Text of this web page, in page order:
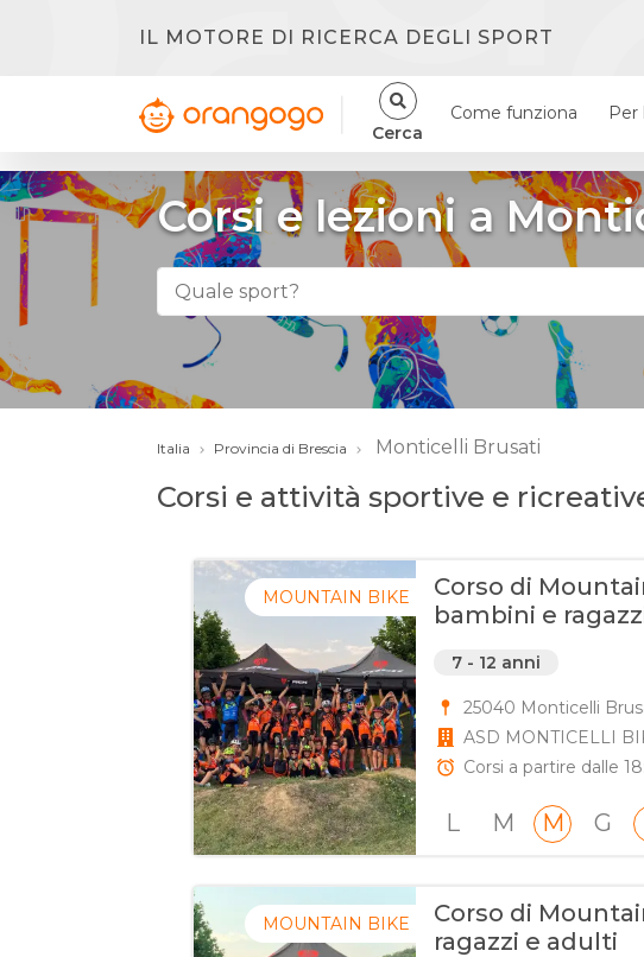
IL MOTORE DI RICERCA DEGLI SPORT
Cerca
Come funziona Per
Corsi e lezioni a
Italia Provincia di Brescia Monticelli Brusati
Corsi e attività sportive e
MOUNTAIN BIKE
Corso di
bambini e
7 - 12 anni
25040 Monticelli
ASD MONTICELLI
Corsi a partire dalle
L M M G
MOUNTAIN BIKE
Corso di
ragazzi e adulti